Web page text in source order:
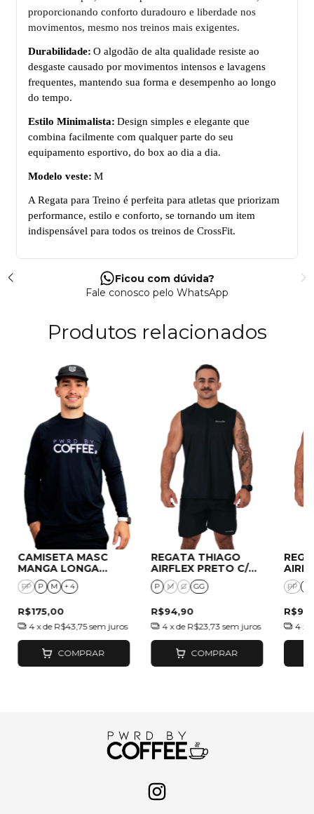
proporcionando conforto duradouro e liberdade nos
movimentos, mesmo nos treinos mais exigentes.
Durabilidade: O algodão de alta qualidade resiste ao
desgaste causado por movimentos intensos e lavagens
frequentes, mantendo sua forma e desempenho ao longo
do tempo.
Estilo Minimalista: Design simples e elegante que
combina facilmente com qualquer parte do seu
equipamento esportivo, do box ao dia a dia.
Modelo veste: M
A Regata para Treino é perfeita para atletas que priorizam
performance, estilo e conforto, se tornando um item
indispensável para todos os treinos de CrossFit.
Ficou com dúvida?
Fale conosco pelo WhatsApp
Produtos relacionados
CAMISETA MASC
MANGA LONGA
AERODRY PRETO
PP P M + 4
R$175,00
4 x de R$43,75 sem juros
COMPRAR
REGATA THIAGO
AIRFLEX PRETO C/
ASSINATURA
P M G GG
R$94,90
4 x de R$23,73 sem juros
COMPRAR
PP
4 x